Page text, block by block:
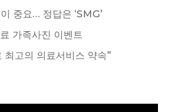
중요… 정답은 ‘SMG’
가족사진 이벤트
고의 의료서비스 약속”